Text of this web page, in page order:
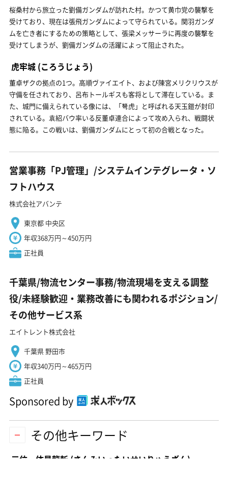
桜桑村から旅立った劉備ガンダムが訪れた村。かつて黄巾党の襲撃を
受けており、現在は張飛ガンダムによって守られている。関羽ガンダ
ムを亡き者にするための策略として、張梁メッサーラに再度の襲撃を
受けてしまうが、劉備ガンダムの活躍によって阻止された。
虎牢城 (ころうじょう)
董卓ザクの拠点の1つ。高順ヴァイエイト、および陳宮メリクリウスが
守備を任されており、呂布トールギスも客将として滞在している。ま
た、城門に備えられている像には、「弩虎」と呼ばれる天玉鎧が封印
されている。袁紹バウ率いる反董卓連合によって攻め入られ、戦闘状
態に陥る。この戦いは、劉備ガンダムにとって初の合戦となった。
営業事務「PJ管理」/システムインテグレータ・ソ
フトハウス
株式会社アバンテ
東京都 中央区
年収368万円～450万円
正社員
千葉県/物流センター事務/物流現場を支える調整
役/未経験歓迎・業務改善にも関われるポジション/
その他サービス系
エイトレント株式会社
千葉県 野田市
年収340万円～465万円
正社員
Sponsored by
その他キーワード
三位一体星龍斬 (さんみいったいせいりゅうざん)